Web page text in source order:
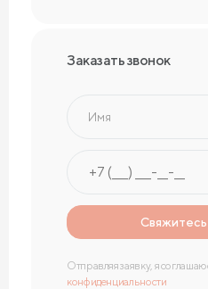
Заказать звонок
Имя
Отправляя заявку, я
конфиденциальности